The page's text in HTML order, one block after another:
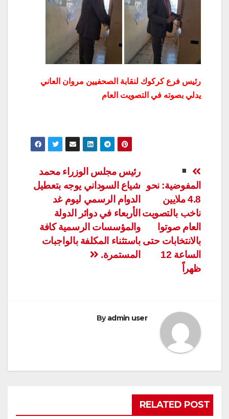
رئيس فرع كركوك لنقابة الصحفيين مروان العاني
يدلي بصوته في التصويت العام
تصفّح
المقالات
رئيس مجلس الوزراء محمد
شياع السوداني يوجه بتعطيل
الدوام الرسمي ليوم غد
الأربعاء في دوائر الدولة
والمؤسسات الرسمية كافة
باستثناء المكلفة بالواجبات
المستمرة.
المفوضية: نحو
4.8 ملايين
ناخب بالتصويت
العام صوتوا
بالانتخابات حتى
الساعة 12
ظهراً
Byadmin user
RELATED POST